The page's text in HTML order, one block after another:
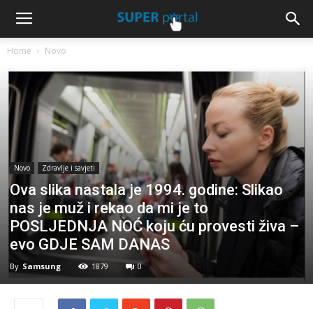
Home Novo
Novo Zdravlje i savjeti
Ova slika nastala je 1994. godine: Slikao
nas je muž i rekao da mi je to
POSLJEDNJA NOĆ koju ću provesti živa –
evo GDJE SAM DANAS
By Samsung 1879 0